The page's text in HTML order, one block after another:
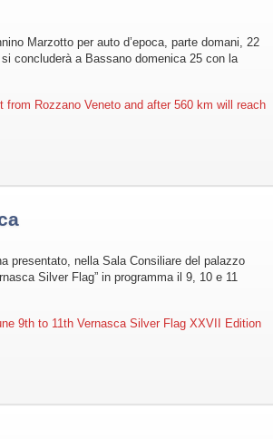
Marzotto per auto d’epoca, parte domani, 22
concluderà a Bassano domenica 25 con la
from Rozzano Veneto and after 560 km will reach
presentato, nella Sala Consiliare del palazzo
Silver Flag” in programma il 9, 10 e 11
9th to 11th Vernasca Silver Flag XXVII Edition